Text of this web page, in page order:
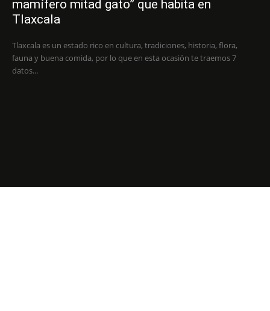
mamífero mitad gato” que habita en
Tlaxcala
Tlaxcala es un estado rico en cultura, tradiciones, historia, flora,
fauna y buena comida, por lo que en esta ocasión te traemos 7
datos...